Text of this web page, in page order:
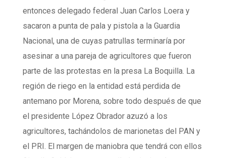
entonces delegado federal Juan Carlos Loera y
sacaron a punta de pala y pistola a la Guardia
Nacional, una de cuyas patrullas terminaría por
asesinar a una pareja de agricultores que fueron
parte de las protestas en la presa La Boquilla. La
región de riego en la entidad está perdida de
antemano por Morena, sobre todo después de que
el presidente López Obrador azuzó a los
agricultores, tachándolos de marionetas del PAN y
el PRI. El margen de maniobra que tendrá con ellos